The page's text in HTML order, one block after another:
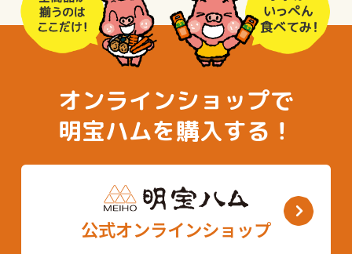
オンラインショップで
明宝ハムを購入する！
公式オンラインショップ